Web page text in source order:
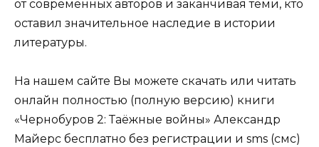
от современных авторов и заканчивая теми, кто
оставил значительное наследие в истории
литературы.
На нашем сайте Вы можете скачать или читать
онлайн полностью (полную версию) книги
«Чернобуров 2: Таёжные войны» Александр
Майерс бесплатно без регистрации и sms (смс)